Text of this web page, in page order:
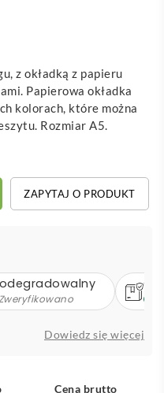
z okładką z papieru
Papierowa okładka
kolorach, które można
Rozmiar A5.
ZAPYTAJ O PRODUKT
Dowiedz się więcej
Cena brutto